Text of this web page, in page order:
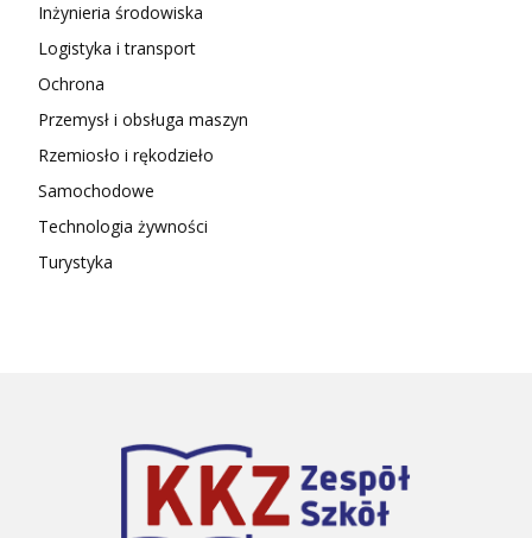
Inżynieria środowiska
Logistyka i transport
Ochrona
Przemysł i obsługa maszyn
Rzemiosło i rękodzieło
Samochodowe
Technologia żywności
Turystyka